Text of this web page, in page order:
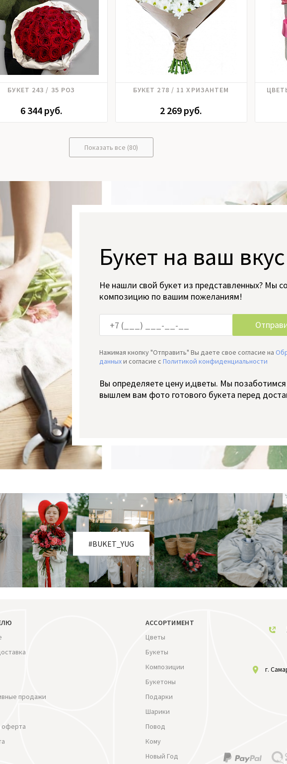
Розы российские
БУКЕТ 243 / 35 РОЗ
6 344 руб.
Хризантема
БУКЕТ 278 / 11 ХРИЗАНТЕМ
2 269 руб.
Показать все (80)
Букет на ваш вкус
Не нашли свой букет из представленных? Мы
композицию по вашим пожеланиям!
Нажимая кнопку "Отправить" Вы даете свое согласие на
данныхи согласие cПолитикой конфиденциальности
Вы определяете цену и,цветы. Мы
вышлем вам фото готового букета перед
#BUKET_YUG
продажи
оферта
АССОРТИМЕНТ
Цветы
Букеты
Композиции
Букетоны
Подарки
Шарики
Повод
Кому
Новый Год
г.